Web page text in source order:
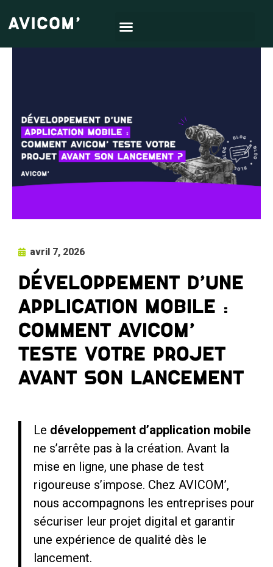
avril 7, 2026
Développement d’une
application mobile :
comment AVICOM’
teste votre projet
avant son lancement
Le développement d’application mobile
ne s’arrête pas à la création. Avant la
mise en ligne, une phase de test
rigoureuse s’impose. Chez AVICOM’,
nous accompagnons les entreprises pour
sécuriser leur projet digital et garantir
une expérience de qualité dès le
lancement.